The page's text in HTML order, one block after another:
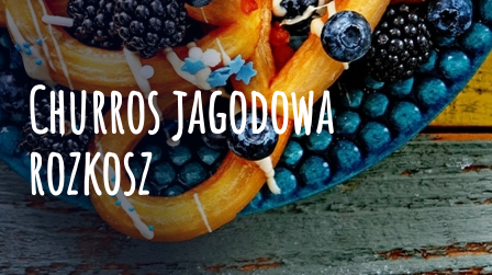
Churros jagodowa
rozkosz